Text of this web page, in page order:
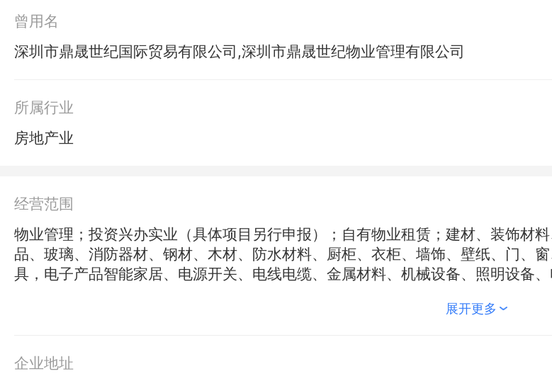
曾用名
深圳市鼎晟世纪国际贸易有限公司,深圳市鼎晟世纪物业管理有限公司
所属行业
房地产业
经营范围
物业管理；投资兴办实业（具体项目另行申报）；自有物业租赁；建材、装饰材
品、玻璃、消防器材、钢材、木材、防水材料、厨柜、衣柜、墙饰、壁纸、门、
具，电子产品智能家居、电源开关、电线电缆、金属材料、机械设备、照明设备
售；国内贸易；经营进出口业务。^涂料、烟、酒、油漆类的研发、供应链管理及
展开更多
企业地址